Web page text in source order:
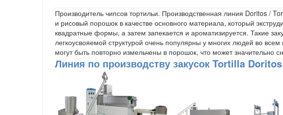
Производитель чипсов тортильи. Производственная линия Doritos /
и рисовый порошок в качестве основного материала, который
квадратные формы, а затем запекается и ароматизируется. Такие
легкоусвояемой структурой очень популярны у многих людей во
могут быть повторно измельчены в порошок, что может значительно
Линия по производству закусок Tortilla Doritos